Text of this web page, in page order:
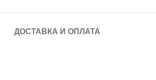
ДОСТАВКА И ОПЛАТА